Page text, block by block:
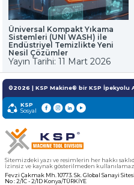
premium
KSP MACHINEMEDYA
» Haber & Fuar
» Video Galeri
Üniversal Kompakt Yıkama
Sistemleri (UNI WASH) ile
Endüstriyel Temizlikte Yeni
Nesil Çözümler
Yayın Tarihi: 11 Mart 2026
©2026 | KSP Makine® bir KSP İpekyolu
KSP
Sosyal
Sitemizdeki yazı ve resimlerin her hakkı
İzinsiz ve kaynak gösterilmeden kullanılamaz.
Fevzi Çakmak Mh. 10773. Sk. Global Sanayi
No : 2/1C - 2/1D Konya/TÜRKİYE